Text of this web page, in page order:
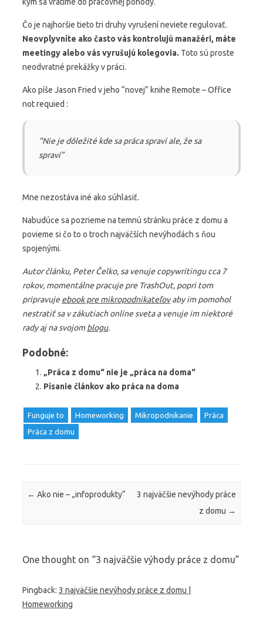
Čo je najhoršie tieto tri druhy vyrušení neviete regulovať.
Neovplyvníte ako často vás kontrolujú manažéri, máte
meetingy alebo vás vyrušujú kolegovia. Toto sú proste
neodvratné prekážky v práci.
Ako píše Jason Fried v jeho “novej” knihe Remote – Office
not requied :
“Nie je dôležité kde sa práca spraví ale, že sa
spraví”
Mne nezostáva iné ako súhlasiť.
Nabudúce sa pozrieme na temnú stránku práce z domu a
povieme si čo to o troch najväčších nevýhodách s ňou
spojenými.
Autor článku, Peter Čelko, sa venuje copywritingu cca 7
rokov, momentálne pracuje pre TrashOut, popri tom
pripravujeebook pre mikropodnikateľovaby im pomohol
nestratiť sa v zákutiach online sveta a venuje im niektoré
rady aj na svojomblogu.
Podobné:
„Práca z domu“ nie je „práca na doma“
Písanie článkov ako práca na doma
Funguje to Homeworking Mikropodnikanie
Práca
Práca z domu
Post navigation
← Ako nie – „infoprodukty“
3 najväčšie nevýhody práce
z domu →
One thought on “3 najväčšie výhody práce z domu”
Pingback: 3 najväčšie nevýhody práce z domu |
Homeworking